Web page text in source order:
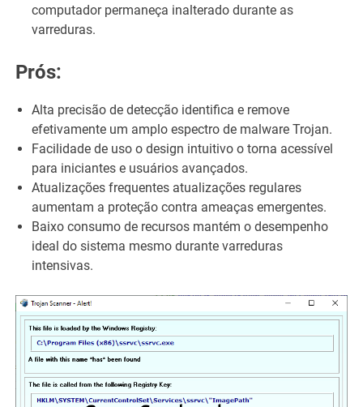
computador permaneça inalterado durante as
varreduras.
Prós:
Alta precisão de detecção identifica e remove
efetivamente um amplo espectro de malware Trojan.
Facilidade de uso o design intuitivo o torna acessível
para iniciantes e usuários avançados.
Atualizações frequentes atualizações regulares
aumentam a proteção contra ameaças emergentes.
Baixo consumo de recursos mantém o desempenho
ideal do sistema mesmo durante varreduras
intensivas.